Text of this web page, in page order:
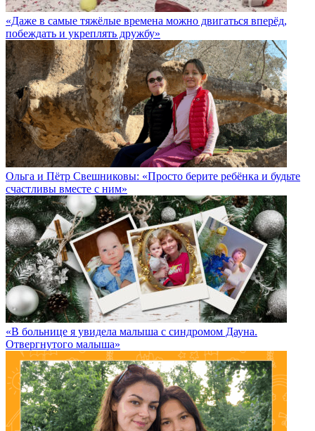
«Даже в самые тяжёлые времена можно двигаться вперёд,
побеждать и укреплять дружбу»
Ольга и Пётр Свешниковы: «Просто берите ребёнка и будьте
счастливы вместе с ним»
«В больнице я увидела малыша с синдромом Дауна.
Отвергнутого малыша»